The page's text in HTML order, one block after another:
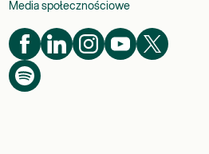
Media społecznościowe